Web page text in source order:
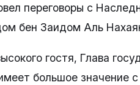
переговоры с
бен Заидом Аль
гостя, Глава
большое значение